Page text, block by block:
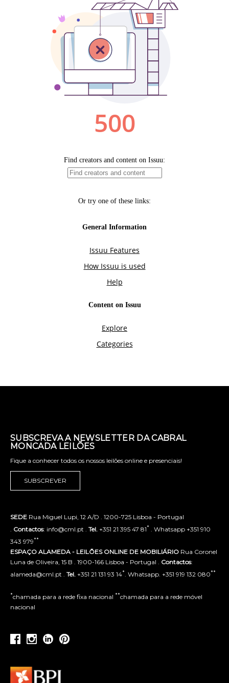
SUBSCREVA A NEWSLETTER DA CABRAL
MONCADA LEILÕES
Fique a conhecer todos os nossos leilões online e presenciais!
SUBSCREVER
SEDE Rua Miguel Lupi, 12 A/D . 1200-725 Lisboa - Portugal
. Contactos: info@cml.pt . Tel. +351 21 395 47 81* . Whatsapp +351 910
343 979**
ESPAÇO ALAMEDA - LEILÕES ONLINE DE MOBILIÁRIO Rua Coronel
Luna de Oliveira, 15 B . 1900-166 Lisboa - Portugal . Contactos:
alameda@cml.pt . Tel. +351 21 131 93 14*. Whatsapp. +351 919 132 080**
*chamada para a rede fixa nacional **chamada para a rede móvel
nacional